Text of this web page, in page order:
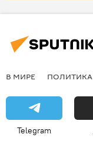
В МИРЕ ПОЛИТИКА
Telegram